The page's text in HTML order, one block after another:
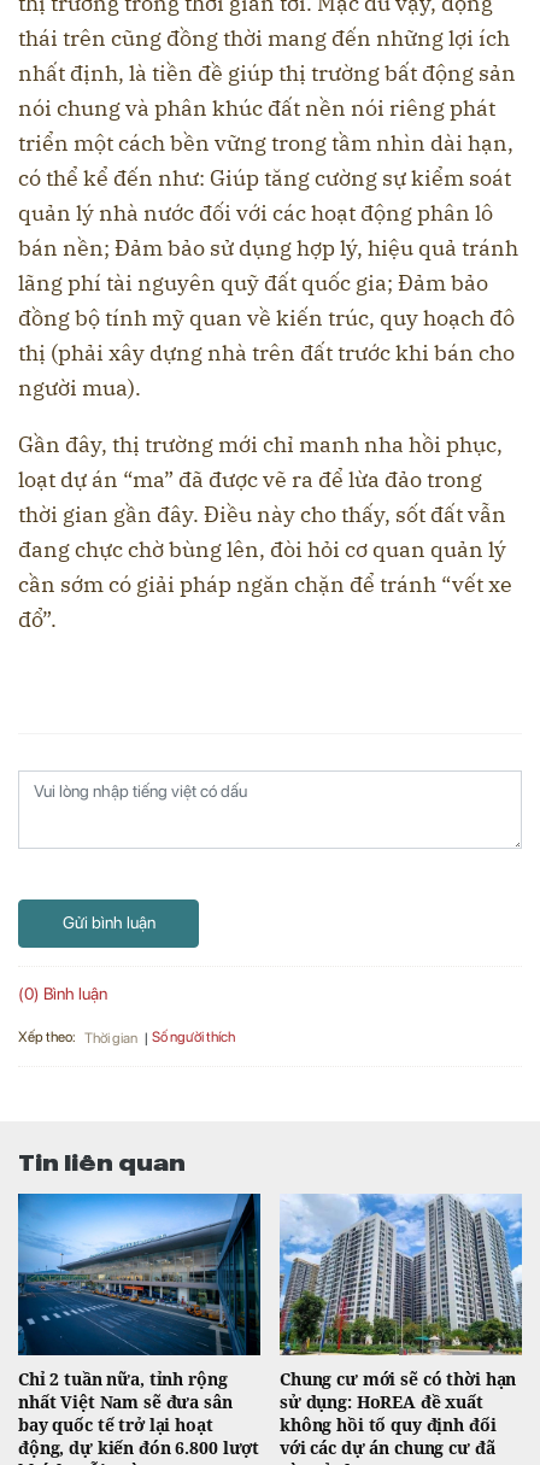
thái trên cũng đồng thời mang đến những lợi ích
nhất định, là tiền đề giúp thị trường bất động sản
nói chung và phân khúc đất nền nói riêng phát
triển một cách bền vững trong tầm nhìn dài hạn,
có thể kể đến như: Giúp tăng cường sự kiểm soát
quản lý nhà nước đối với các hoạt động phân lô
bán nền; Đảm bảo sử dụng hợp lý, hiệu quả tránh
lãng phí tài nguyên quỹ đất quốc gia; Đảm bảo
đồng bộ tính mỹ quan về kiến trúc, quy hoạch đô
thị (phải xây dựng nhà trên đất trước khi bán cho
người mua).
Gần đây, thị trường mới chỉ manh nha hồi phục,
loạt dự án “ma” đã được vẽ ra để lừa đảo trong
thời gian gần đây. Điều này cho thấy, sốt đất vẫn
đang chực chờ bùng lên, đòi hỏi cơ quan quản lý
cần sớm có giải pháp ngăn chặn để tránh “vết xe
đổ”.
Gửi bình luận
(0) Bình luận
Xếp theo: Thời gian Số người thích
Tin liên quan
Chỉ 2 tuần nữa, tỉnh rộng
nhất Việt Nam sẽ đưa sân
bay quốc tế trở lại hoạt
động, dự kiến đón 6.800 lượt
Chung cư mới sẽ có thời hạn
sử dụng: HoREA đề xuất
không hồi tố quy định đối
với các dự án chung cư đã